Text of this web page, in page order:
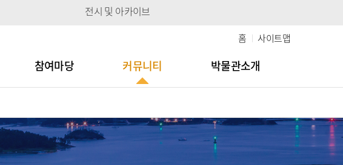
전시 및 아카이브
홈 사이트맵
참여마당 커뮤니티 박물관소개